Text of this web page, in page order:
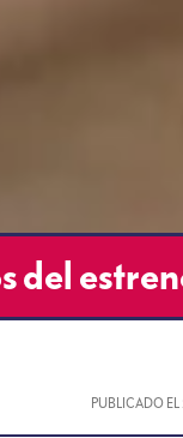
del
PUBLICADO EL